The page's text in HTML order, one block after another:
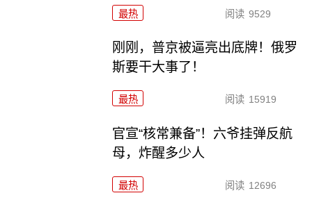
最热 阅读 9529
刚刚，普京被逼亮出底牌！俄罗
斯要干大事了！
最热 阅读 15919
官宣“核常兼备”！六爷挂弹反航
母，炸醒多少人
最热 阅读 12696